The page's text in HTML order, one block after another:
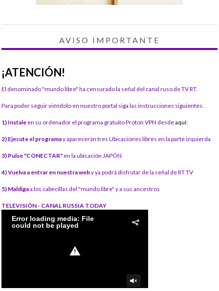
AVISO IMPORTANTE
¡ATENCIÓN!
El denominado "mundo libre" ha censurado la señal del canal ruso de TV RT.
Para poder seguir viéndolo en nuestro portal siga las instrucciones siguientes:
1) Instale en su ordenador el programa gratuito Proton VPN desdeaquí:
2) Ejecute el programay aparecerán tres Ubicaciones libres en la parte izquierda
3) Pulse "CONECTAR" en la ubicación JAPÓN
4) Vuelva a entrar en nuestra weby ya podrá disfrutar de la señal de RT TV
5) Maldigaa los cabecillas del "mundo libre" y a sus ancestros
TELEVISIÓN - CANAL RUSSIA TODAY